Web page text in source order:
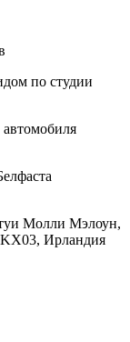
по студии
Молли Мэлоун,
Ирландия